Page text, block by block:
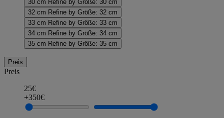
30 cm Refine by Größe: 30 cm
32 cm Refine by Größe: 32 cm
33 cm Refine by Größe: 33 cm
34 cm Refine by Größe: 34 cm
35 cm Refine by Größe: 35 cm
Preis
Preis
25€
+350€